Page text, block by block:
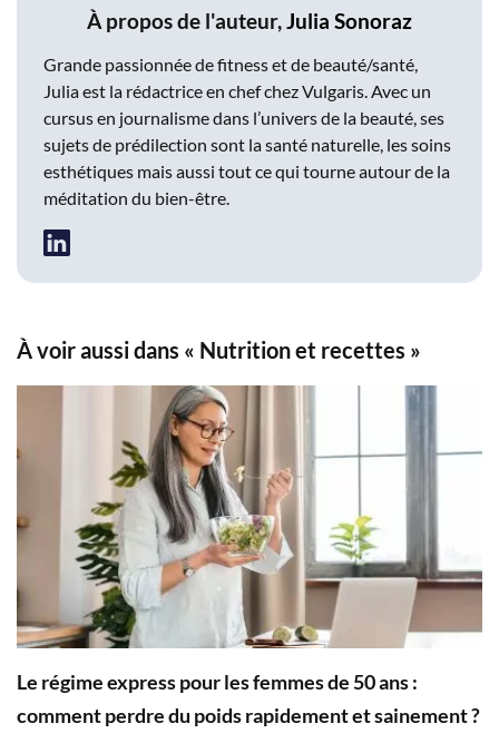
À propos de l'auteur,Julia Sonoraz
Grande passionnée de fitness et de beauté/santé,
Julia est la rédactrice en chef chez Vulgaris. Avec un
cursus en journalisme dans l’univers de la beauté, ses
sujets de prédilection sont la santé naturelle, les soins
esthétiques mais aussi tout ce qui tourne autour de la
méditation du bien-être.
À voir aussi dans « Nutrition et recettes »
Le régime express pour les femmes de 50 ans :
comment perdre du poids rapidement et sainement ?